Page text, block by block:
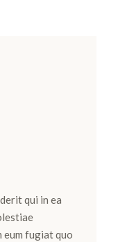
qui in ea
eum fugiat quo